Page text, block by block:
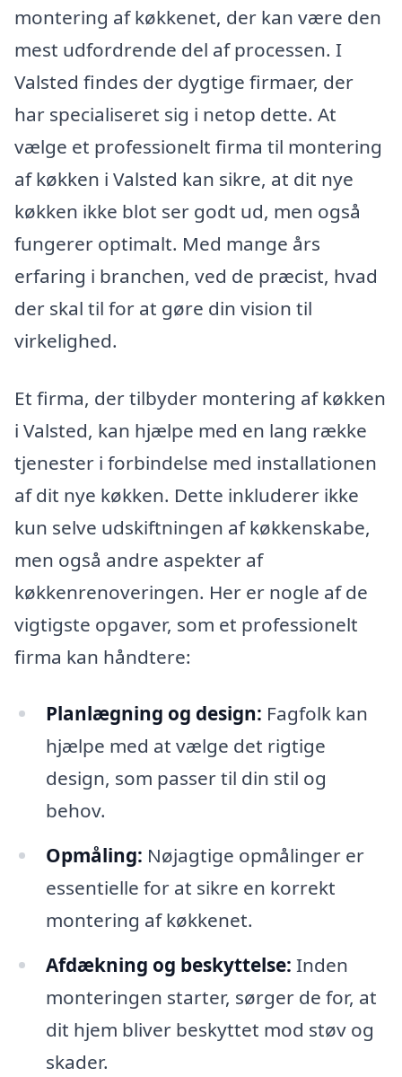
montering af køkkenet, der kan være den
mest udfordrende del af processen. I
Valsted findes der dygtige firmaer, der
har specialiseret sig i netop dette. At
vælge et professionelt firma til montering
af køkken i Valsted kan sikre, at dit nye
køkken ikke blot ser godt ud, men også
fungerer optimalt. Med mange års
erfaring i branchen, ved de præcist, hvad
der skal til for at gøre din vision til
virkelighed.
Et firma, der tilbyder montering af køkken
i Valsted, kan hjælpe med en lang række
tjenester i forbindelse med installationen
af dit nye køkken. Dette inkluderer ikke
kun selve udskiftningen af køkkenskabe,
men også andre aspekter af
køkkenrenoveringen. Her er nogle af de
vigtigste opgaver, som et professionelt
firma kan håndtere:
Planlægning og design: Fagfolk kan
hjælpe med at vælge det rigtige
design, som passer til din stil og
behov.
Opmåling: Nøjagtige opmålinger er
essentielle for at sikre en korrekt
montering af køkkenet.
Afdækning og beskyttelse: Inden
monteringen starter, sørger de for, at
dit hjem bliver beskyttet mod støv og
skader.